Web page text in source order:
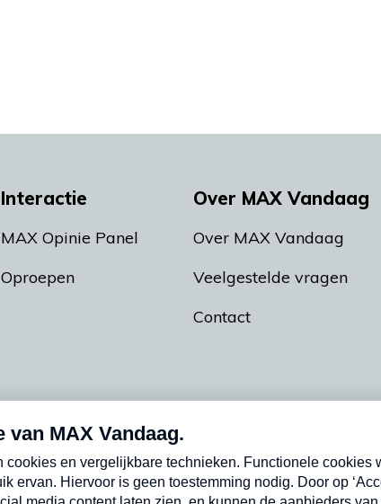
Interactie
MAX Opinie Panel
Oproepen
Over MAX Vandaag
Over MAX Vandaag
Veelgestelde vragen
Contact